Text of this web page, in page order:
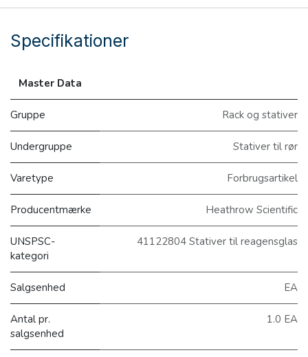
Specifikationer
Master Data
Gruppe Rack og stativer
Undergruppe Stativer til rør
Varetype Forbrugsartikel
Producentmærke Heathrow Scientific
UNSPSC-
kategori
41122804 Stativer til reagensglas
Salgsenhed EA
Antal pr.
salgsenhed
1.0 EA